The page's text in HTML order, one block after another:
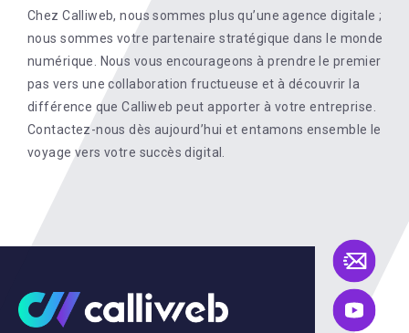
Chez Calliweb, nous sommes plus qu’une agence digitale ;
nous sommes votre partenaire stratégique dans le monde
numérique. Nous vous encourageons à prendre le premier
pas vers une collaboration fructueuse et à découvrir la
différence que Calliweb peut apporter à votre entreprise.
Contactez-nous dès aujourd’hui et entamons ensemble le
voyage vers votre succès digital.